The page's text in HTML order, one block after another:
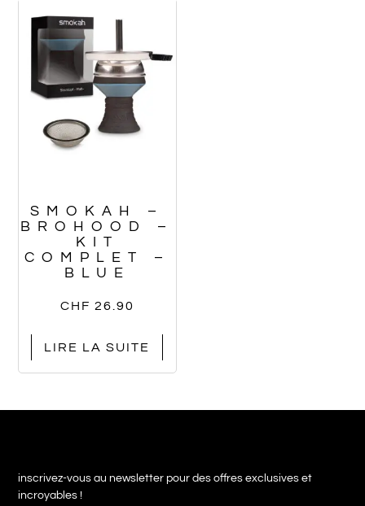
SMOKAH –
BROHOOD –
KIT
COMPLET –
BLUE
CHF 26.90
LIRE LA SUITE
inscrivez-vous au newsletter pour des offres exclusives et
incroyables !